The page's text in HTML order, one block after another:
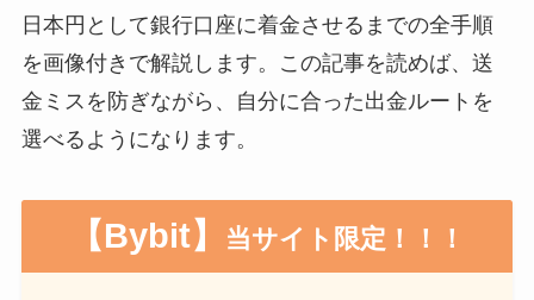
日本円として銀行口座に着金させるまでの全手順
を画像付きで解説します。この記事を読めば、送
金ミスを防ぎながら、自分に合った出金ルートを
選べるようになります。
【Bybit】 当サイト限定！！！